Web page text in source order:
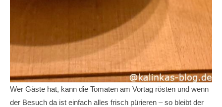
Wer Gäste hat, kann die Tomaten am Vortag rösten und wenn
der Besuch da ist einfach alles frisch pürieren – so bleibt der